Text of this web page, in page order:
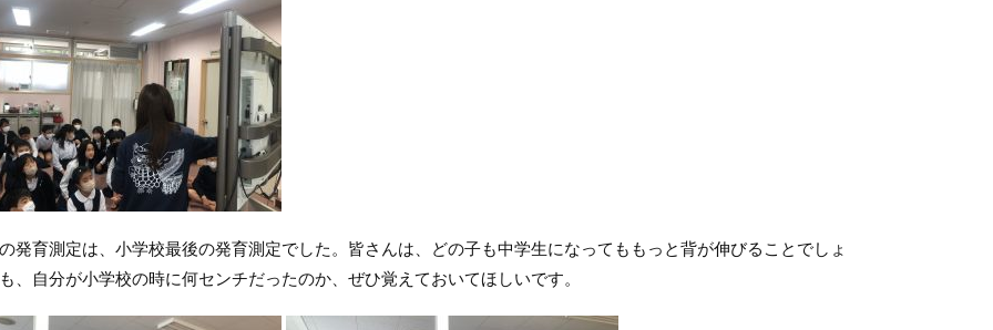
育測定は、小学校最後の発育測定でした。皆さんは、どの子も中学生になってももっと背が伸びることでしょ
、自分が小学校の時に何センチだったのか、ぜひ覚えておいてほしいです。